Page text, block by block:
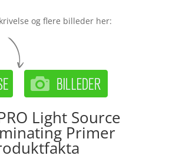
og flere billeder her:
Light Source
Primer